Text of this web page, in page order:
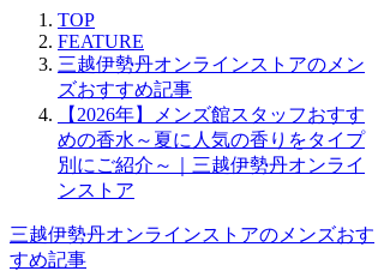
TOP
FEATURE
三越伊勢丹オンラインストアのメン
ズおすすめ記事
【2026年】メンズ館スタッフおすす
めの香水～夏に人気の香りをタイプ
別にご紹介～｜三越伊勢丹オンライ
ンストア
三越伊勢丹オンラインストアのメンズおす
すめ記事